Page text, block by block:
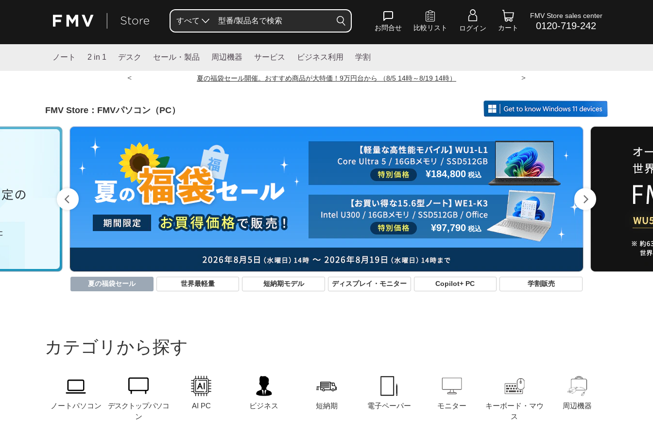
すべて
お問合せ 比較リスト ログイン カート
FMV Store sales center
0120-719-242
ノート 2 in 1 デスク セール・製品 周辺機器 サービス ビジネス利用 学割
夏の福袋セール開催。おすすめ商品が大特価！ 9万円台から （8/5 14時～8/19 14時）
< >
FMV Store：FMVパソコン（PC）
¥184,800 税込
¥97,790 税込
夏の福袋セール 世界最軽量 短納期モデル ディスプレイ・モニター Copilot+ PC 学割販売
カテゴリから探す
ノートパソコン デスクトップパソコ
ン
AI PC ビジネス 短納期 電子ペーパー モニター
キーボード・マウ
ス
周辺機器